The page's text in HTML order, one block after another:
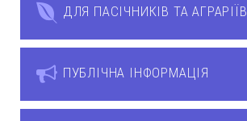
ДЛЯ ПАСІЧНИКІВ ТА АГРАРІЇВ
ПУБЛІЧНА ІНФОРМАЦІЯ